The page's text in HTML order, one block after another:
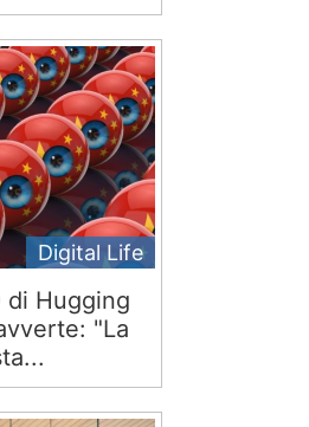
Digital Life
di Hugging
"La